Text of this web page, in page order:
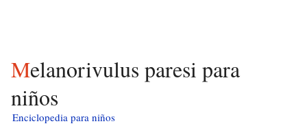
Melanorivulus paresi para
niños
Enciclopedia para niños